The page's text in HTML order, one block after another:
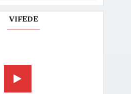
flèches
VIFEDE